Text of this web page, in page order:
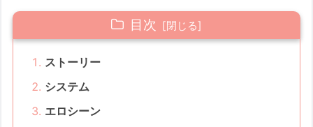
目次
ストーリー
システム
エロシーン